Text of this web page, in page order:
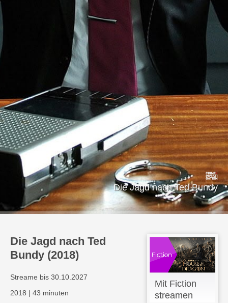
Die Jagd nach Ted Bundy
Die Jagd nach Ted
Bundy (2018)
Streame bis 30.10.2027
2018 | 43 minuten
Mit Fiction
streamen